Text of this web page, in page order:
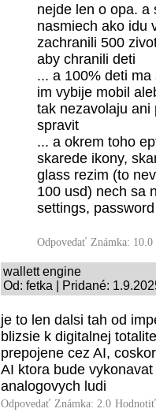
nejde len o opa. a
nasmiech ako idu
zachranili 500
aby chranili deti
... a 100% deti
im vybije mobil
tak nezavolaju ani
spravit
... a okrem toho
skarede ikony,
glass rezim (to
100 usd) nech sa
settings,
Odpovedať Známka: 10.0
wallett engine
Od: fetka | Pridané:
je to len dalsi tah od
blizsie k digitalnej
prepojene cez AI,
AI ktora bude
analogovych ludi
Odpovedať Známka: 2.0